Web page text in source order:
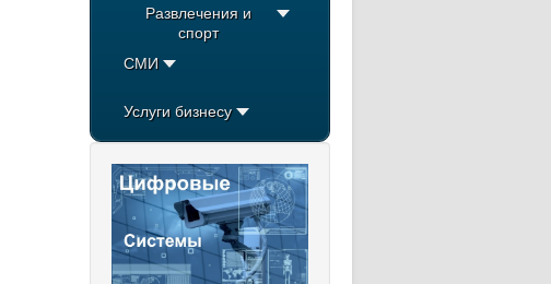
Развлечения и
спорт
СМИ
Услуги бизнесу